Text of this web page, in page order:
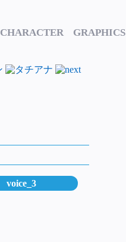
CHARACTER GRAPHICS
voice_3